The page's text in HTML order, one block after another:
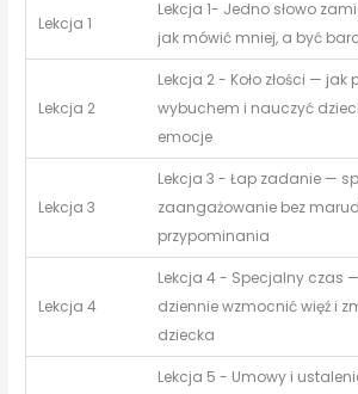
Lekcja 1
Lekcja 1- Jedno słowo
jak mówić mniej, a być
Lekcja 2
Lekcja 2 - Koło złości —
wybuchem i nauczyć
emocje
Lekcja 3
Lekcja 3 - Łap zadanie —
zaangażowanie bez
przypominania
Lekcja 4
Lekcja 4 - Specjalny czas
dziennie wzmocnić więź i
dziecka
Lekcja 5 - Umowy i